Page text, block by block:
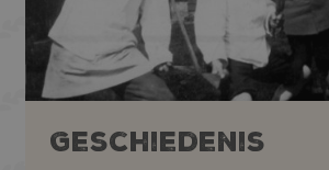
Geschiedenis